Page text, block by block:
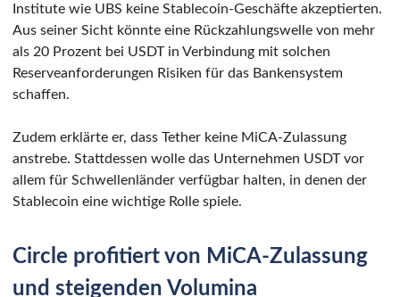
Institute wie UBS keine Stablecoin-Geschäfte akzeptierten.
Aus seiner Sicht könnte eine Rückzahlungswelle von mehr
als 20 Prozent bei USDT in Verbindung mit solchen
Reserveanforderungen Risiken für das Bankensystem
schaffen.
Zudem erklärte er, dass Tether keine MiCA-Zulassung
anstrebe. Stattdessen wolle das Unternehmen USDT vor
allem für Schwellenländer verfügbar halten, in denen der
Stablecoin eine wichtige Rolle spiele.
Circle profitiert von MiCA-Zulassung
und steigenden Volumina